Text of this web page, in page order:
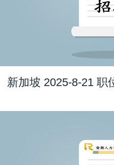
新加坡 2025-8-21 职